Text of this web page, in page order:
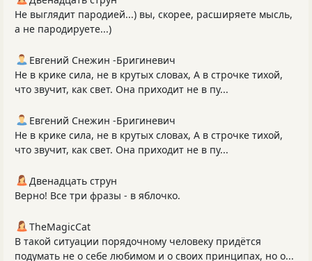
Не выглядит пародией...) вы, скорее, расширяете мысль,
а не пародируете...)
Евгений Снежин -Бригиневич
Не в крике сила, не в крутых словах, А в строчке тихой,
что звучит, как свет. Она приходит не в пу...
Евгений Снежин -Бригиневич
Не в крике сила, не в крутых словах, А в строчке тихой,
что звучит, как свет. Она приходит не в пу...
Двенадцать струн
Верно! Все три фразы - в яблочко.
TheMagicCat
В такой ситуации порядочному человеку придётся
подумать не о себе любимом и о своих принципах, но о...